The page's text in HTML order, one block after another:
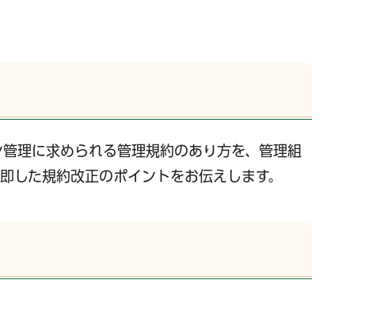
理に求められる管理規約のあり方を、管理組
た規約改正のポイントをお伝えします。